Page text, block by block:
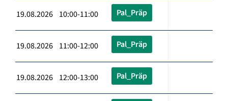
19.08.2026 10:00-11:00 Pal_Präp
19.08.2026 11:00-12:00 Pal_Präp
19.08.2026 12:00-13:00 Pal_Präp